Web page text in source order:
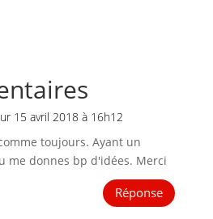
15 avril 2018 à 16h12
toujours. Ayant un
me donnes bp d'idées. Merci
Réponse